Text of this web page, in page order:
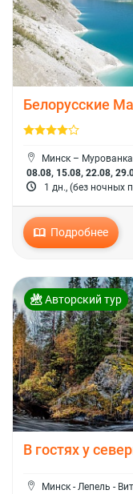
Белорусские
Минск –
08.08, 15.08, 22.08,
1 дн., (без ночных
Подробнее
Авторский тур
В гостях у
Минск - Лепель -